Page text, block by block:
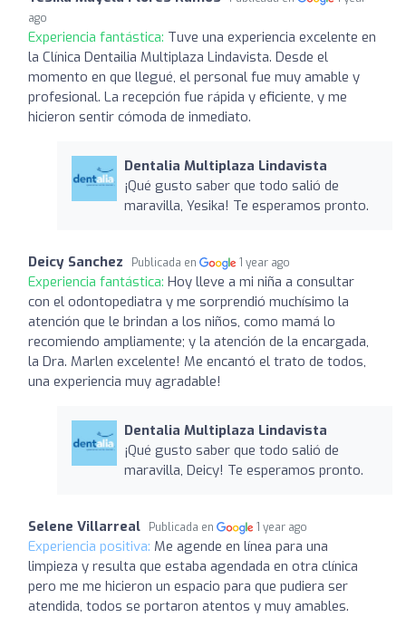
ago
Experiencia fantástica: Tuve una experiencia excelente en
la Clínica Dentailia Multiplaza Lindavista. Desde el
momento en que llegué, el personal fue muy amable y
profesional. La recepción fue rápida y eficiente, y me
hicieron sentir cómoda de inmediato.
Dentalia Multiplaza Lindavista
¡Qué gusto saber que todo salió de
maravilla, Yesika! Te esperamos pronto.
Deicy Sanchez Publicada en 1 year ago
Experiencia fantástica: Hoy lleve a mi niña a consultar
con el odontopediatra y me sorprendió muchísimo la
atención que le brindan a los niños, como mamá lo
recomiendo ampliamente; y la atención de la encargada,
la Dra. Marlen excelente! Me encantó el trato de todos,
una experiencia muy agradable!
Dentalia Multiplaza Lindavista
¡Qué gusto saber que todo salió de
maravilla, Deicy! Te esperamos pronto.
Selene Villarreal Publicada en 1 year ago
Experiencia positiva: Me agende en línea para una
limpieza y resulta que estaba agendada en otra clínica
pero me me hicieron un espacio para que pudiera ser
atendida, todos se portaron atentos y muy amables.